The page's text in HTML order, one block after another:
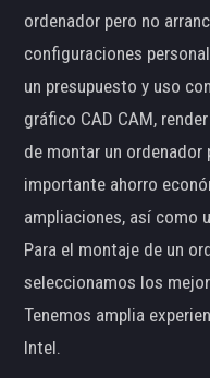
ordenador pero no
configuraciones
un presupuesto y uso
gráfico CAD CAM,
de montar un ordenador
importante ahorro
ampliaciones, así como
Para el montaje de un
seleccionamos los
Tenemos amplia
Intel.